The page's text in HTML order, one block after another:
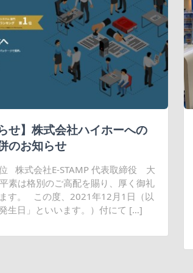
せ】株式会社ハイホーへの
のお知らせ
株式会社E-STAMP 代表取締役 大
素は格別のご高配を賜り、厚く御礼
す。 この度、2021年12月1日（以
生日」といいます。）付にて […]